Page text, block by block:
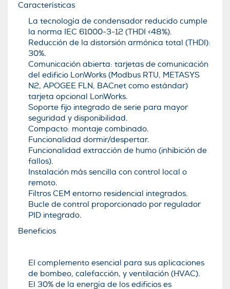
Características
La tecnología de condensador reducido cumple
la norma IEC 61000-3-12 (THDI <48%).
Reducción de la distorsión armónica total (THDI):
30%.
Comunicación abierta: tarjetas de comunicación
del edificio LonWorks (Modbus RTU, METASYS
N2, APOGEE FLN, BACnet como estándar)
tarjeta opcional LonWorks.
Soporte fijo integrado de serie para mayor
seguridad y disponibilidad.
Compacto: montaje combinado.
Funcionalidad dormir/despertar.
Funcionalidad extracción de humo (inhibición de
fallos).
Instalación más sencilla con control local o
remoto.
Filtros CEM entorno residencial integrados.
Bucle de control proporcionado por regulador
PID integrado.
Beneficios
El complemento esencial para sus aplicaciones
de bombeo, calefacción, y ventilación (HVAC).
El 30% de la energía de los edificios es